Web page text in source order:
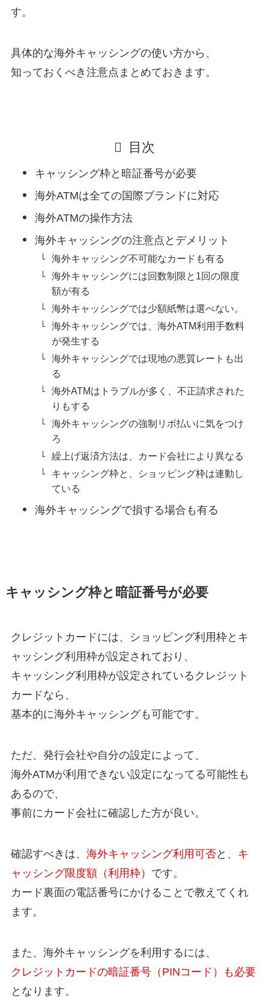
す。
具体的な海外キャッシングの使い方から、
知っておくべき注意点まとめておきます。
目次
キャッシング枠と暗証番号が必要
海外ATMは全ての国際ブランドに対応
海外ATMの操作方法
海外キャッシングの注意点とデメリット
海外キャッシング不可能なカードも有る
海外キャッシングには回数制限と1回の限度
額が有る
海外キャッシングでは少額紙幣は選べない。
海外キャッシングでは、海外ATM利用手数料
が発生する
海外キャッシングでは現地の悪質レートも出
る
海外ATMはトラブルが多く、不正請求された
りもする
海外キャッシングの強制リボ払いに気をつけ
ろ
繰上げ返済方法は、カード会社により異なる
キャッシング枠と、ショッピング枠は連動し
ている
海外キャッシングで損する場合も有る
キャッシング枠と暗証番号が必要
クレジットカードには、ショッピング利用枠とキ
ャッシング利用枠が設定されており、
キャッシング利用枠が設定されているクレジット
カードなら、
基本的に海外キャッシングも可能です。
ただ、発行会社や自分の設定によって、
海外ATMが利用できない設定になってる可能性も
あるので、
事前にカード会社に確認した方が良い。
確認すべきは、 海外キャッシング利用可否と、 キ
ャッシング限度額（利用枠） です。
カード裏面の電話番号にかけることで教えてくれ
ます。
また、海外キャッシングを利用するには、
クレジットカードの暗証番号（PINコード）も必要
となります。